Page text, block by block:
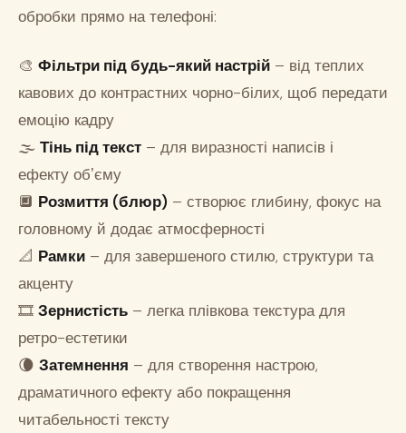
обробки прямо на телефоні:
🎨 Фільтри під будь-який настрій – від теплих
кавових до контрастних чорно-білих, щоб передати
емоцію кадру
🌫 Тінь під текст – для виразності написів і
ефекту обʼєму
🔲 Розмиття (блюр) – створює глибину, фокус на
головному й додає атмосферності
📐 Рамки – для завершеного стилю, структури та
акценту
🎞 Зернистість – легка плівкова текстура для
ретро-естетики
🌘 Затемнення – для створення настрою,
драматичного ефекту або покращення
читабельності тексту